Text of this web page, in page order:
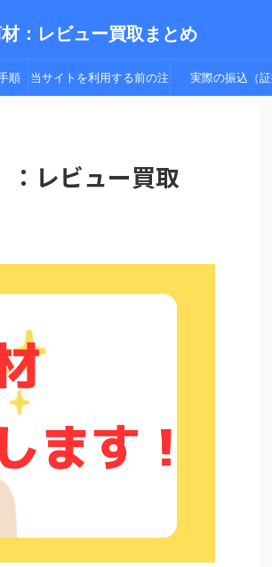
：レビュー買取まとめ
順 当サイトを利用する前の注 実際の振込（証
レビュー買取